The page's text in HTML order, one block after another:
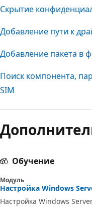
Скрытие
Добавление пути к
Добавление пакета в
Поиск компонента,
SIM
выключен
Обучение
Модуль
Настройка Windows
Настройка Windows